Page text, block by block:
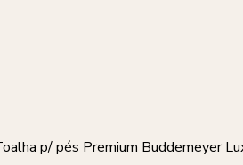
p/ pés Premium Buddemeyer